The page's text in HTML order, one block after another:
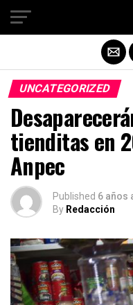
UNCATEGORIZED
tienditas en
Anpec
Published 6 años
By Redacción